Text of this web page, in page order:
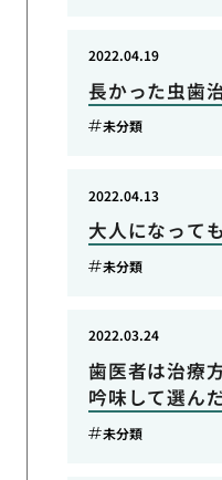
長かった虫歯
2022.04.19
未分類
大人になって
2022.04.13
未分類
歯医者は治療
吟味して選ん
2022.03.24
未分類